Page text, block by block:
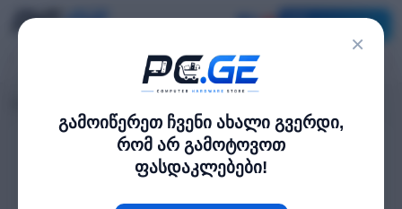
×
გამოიწერეთ ჩვენი ახალი გვერდი,
რომ არ გამოტოვოთ
ფასდაკლებები!